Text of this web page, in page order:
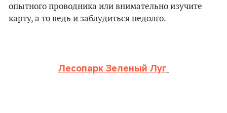
опытного проводника или внимательно изучите
карту, а то ведь и заблудиться недолго.
Лесопарк Зеленый Луг